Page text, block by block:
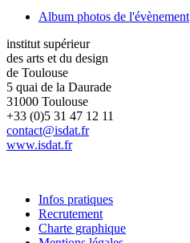
Album photos de l'évènement
institut supérieur
des arts et du design
de Toulouse
5 quai de la Daurade
31000 Toulouse
+33 (0)5 31 47 12 11
contact@isdat.fr
www.isdat.fr
Infos pratiques
Recrutement
Charte graphique